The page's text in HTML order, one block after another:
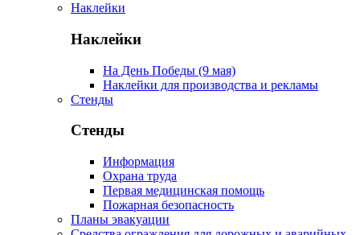
Наклейки
Наклейки
На День Победы (9 мая)
Наклейки для производства и рекламы
Стенды
Стенды
Информация
Охрана труда
Первая медицинская помощь
Пожарная безопасность
Планы эвакуации